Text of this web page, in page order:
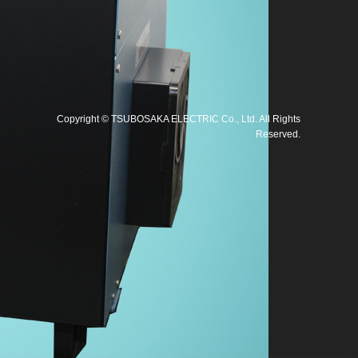
Copyright© TSUBOSAKA ELECTRIC Co., Ltd . All Rights
Reserved.